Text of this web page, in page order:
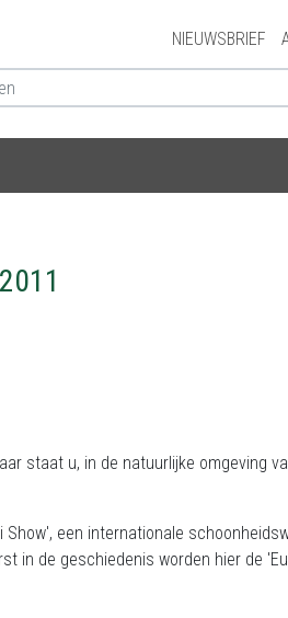
NIEUWSBRIEF
staat u, in de natuurlijke omgeving
een internationale
in de geschiedenis worden hier de